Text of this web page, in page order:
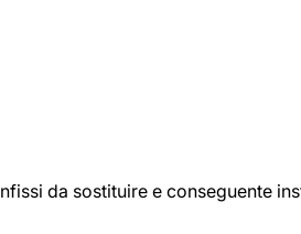
da sostituire e conseguente